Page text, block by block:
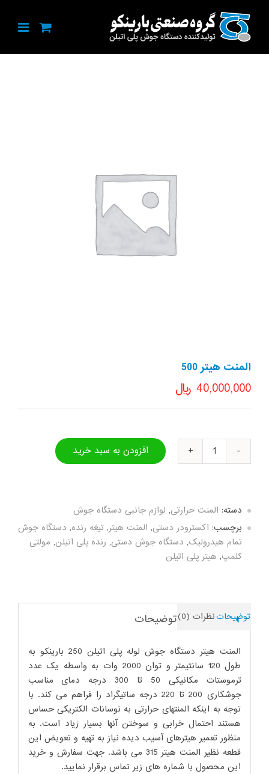
content
المنت هیتر 500
﷼ 40,000,000
المنت
افزودن به سبد خرید
دسته: المنت حرارتی, لوازم جانبی دستگاه جوش
برچسب: اکسترودر دستی, المنت هیتر, تیغه رنده, دستگاه جوش
تمام هیدرولیک, دستگاه جوش دستی, رنده پلی اتیلن, مولتی
کلمپ, هیتر پلی اتیلن
توضیحاتنظرات (0) توضیحات
المنت هیتر دستگاه جوش لوله پلی اتیلن 250 بارینکو به
طول 120 سانتیمتر و توان 2000 وات به واسطه یک عدد
ترموستات مکانیکی 50 تا 300 درجه دمای مناسب
جوشکاری 200 تا 220 درجه ساتیگراد را فراهم می کند. با
توجه به اینکه المنتهای حرارتی به نوسانات الکتریکی حساس
هستند احتمال خرابی و سوختن آنها بسیار زیاد است. به
منظور تعمیر هیترهای آسیب دیده نیاز به تهیه و تعویض این
قطعه نظیر المنت هیتر 315 می باشد. جهت سفارش و خرید
این محصول با شماره های زیر تماس برقرار نمایید.